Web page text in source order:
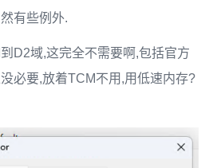
有些例外.
D2域,这完全不需要啊,包括官方
必要,放着TCM不用,用低速内存?